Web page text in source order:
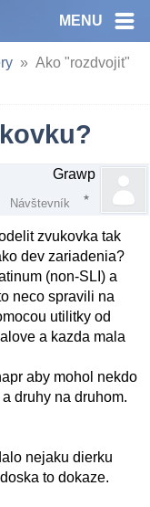
MENU
Ako "rozdvojit"
Grawp
Návštevník
zvukovka tak
dev zariadenia?
(non-SLI) a
neco spravili na
utilitky od
a kazda mala
aby mohol nekdo
druhy na druhom.
nejaku dierku
to dokaze.